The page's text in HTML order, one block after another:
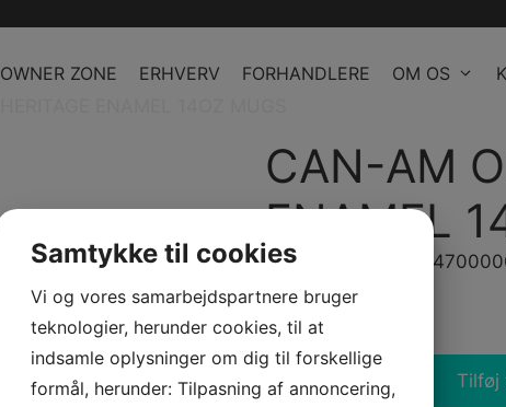
OWNER ZONE ERHVERV FORHANDLERE OM OS
CAN-AM
ENAMEL
Model/Varenr.:
Bestillingsvare
CAN-
Tilføj
Samtykke til cookies
Vi og vores samarbejdspartnere bruger
teknologier, herunder cookies, til at
indsamle oplysninger om dig til forskellige
formål, herunder: Tilpasning af annoncering,